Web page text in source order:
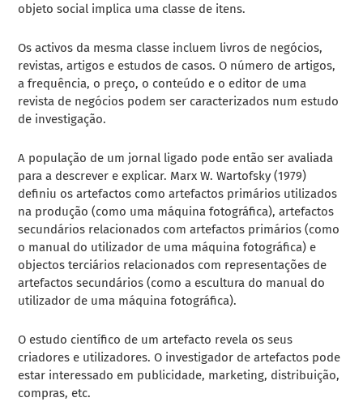
objeto social implica uma classe de itens.
Os activos da mesma classe incluem livros de negócios,
revistas, artigos e estudos de casos. O número de artigos,
a frequência, o preço, o conteúdo e o editor de uma
revista de negócios podem ser caracterizados num estudo
de investigação.
A população de um jornal ligado pode então ser avaliada
para a descrever e explicar. Marx W. Wartofsky (1979)
definiu os artefactos como artefactos primários utilizados
na produção (como uma máquina fotográfica), artefactos
secundários relacionados com artefactos primários (como
o manual do utilizador de uma máquina fotográfica) e
objectos terciários relacionados com representações de
artefactos secundários (como a escultura do manual do
utilizador de uma máquina fotográfica).
O estudo científico de um artefacto revela os seus
criadores e utilizadores. O investigador de artefactos pode
estar interessado em publicidade, marketing, distribuição,
compras, etc.